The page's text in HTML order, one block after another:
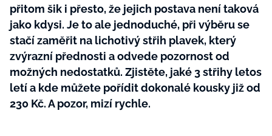
přitom šik i přesto, že jejich postava není taková
jako kdysi. Je to ale jednoduché, při výběru se
stačí zaměřit na lichotivý střih plavek, který
zvýrazní přednosti a odvede pozornost od
možných nedostatků. Zjistěte, jaké 3 střihy letos
letí a kde můžete pořídit dokonalé kousky již od
230 Kč. A pozor, mizí rychle.